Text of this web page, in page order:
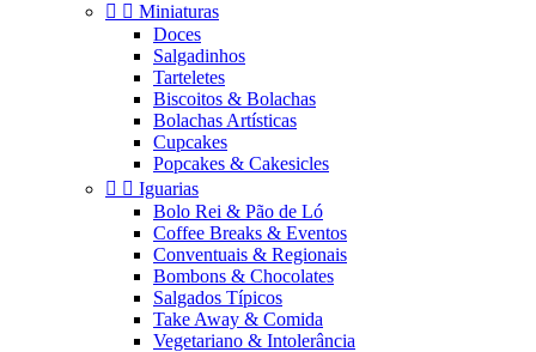
  Miniaturas
Doces
Salgadinhos
Tarteletes
Biscoitos & Bolachas
Bolachas Artísticas
Cupcakes
Popcakes & Cakesicles
  Iguarias
Bolo Rei & Pão de Ló
Coffee Breaks & Eventos
Conventuais & Regionais
Bombons & Chocolates
Salgados Típicos
Take Away & Comida
Vegetariano & Intolerância